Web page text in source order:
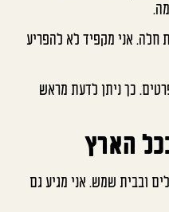
חלה. אני מקפיד לא להפריע
כך ניתן לדעת מראש
הארץ
ובבית שמש. אני מגיע גם